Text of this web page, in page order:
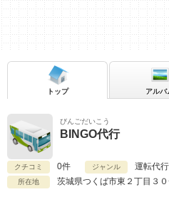
びんごだいこう
BINGO代行
クチコミ 0件 ジャンル 運転代行
所在地 茨城県つくば市東２丁目３０
トップ アルバ